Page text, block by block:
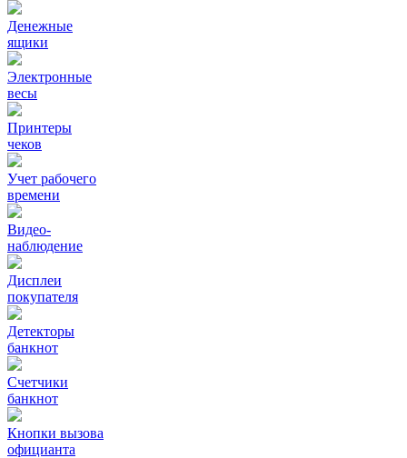
Денежные
ящики
Электронные
весы
Принтеры
чеков
Учет рабочего
времени
Видео‑
наблюдение
Дисплеи
покупателя
Детекторы
банкнот
Счетчики
банкнот
Кнопки вызова
официанта